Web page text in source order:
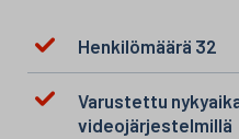
Henkilömäärä 32
Varustettu
videojärjestelmillä